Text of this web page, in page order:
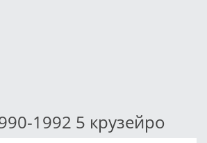
1992 5 крузейро